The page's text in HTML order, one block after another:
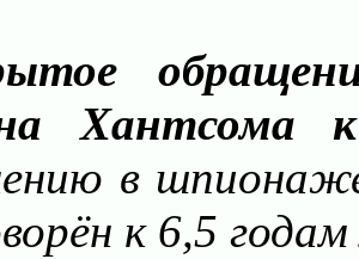
Хантсома
в
к 6,5